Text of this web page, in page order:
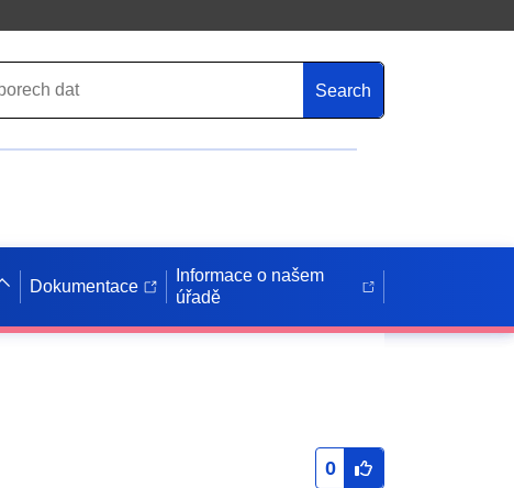
Search
Dokumentace
Informace o našem
úřadě
0